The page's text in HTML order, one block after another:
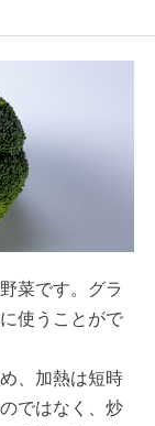
菜です。グラ
使うことがで
、加熱は短時
ではなく、炒